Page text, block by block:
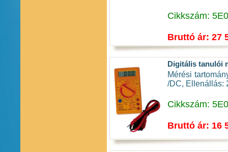
Cikkszám:
Bruttó ár: 27
Digitális tanulói
Mérési
/DC, Ellenállás:
Cikkszám:
Bruttó ár: 16